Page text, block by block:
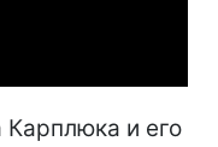
и его